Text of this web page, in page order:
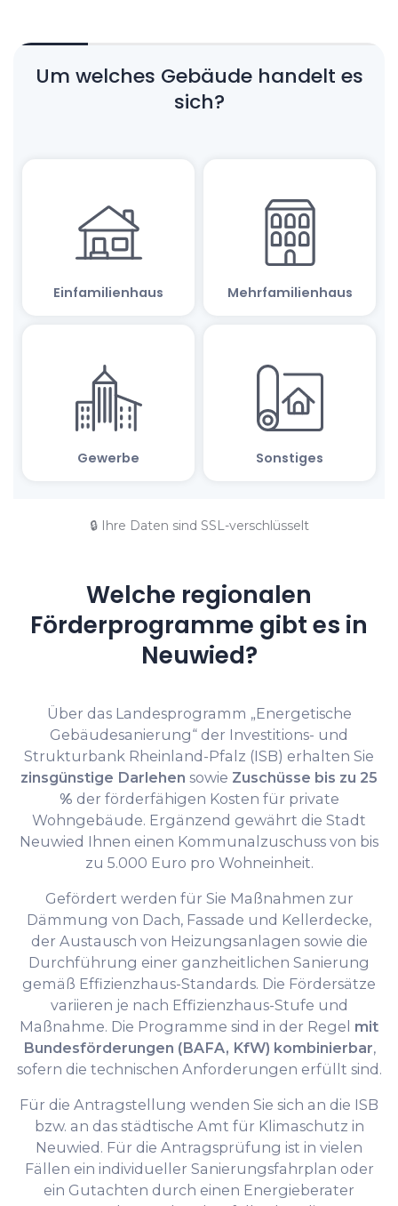
🔒 Ihre Daten sind SSL-verschlüsselt
Welche regionalen
Förderprogramme gibt es in
Neuwied?
Über das Landesprogramm „Energetische
Gebäudesanierung“ der Investitions- und
Strukturbank Rheinland-Pfalz (ISB) erhalten Sie
zinsgünstige Darlehen sowie Zuschüsse bis zu 25
% der förderfähigen Kosten für private
Wohngebäude. Ergänzend gewährt die Stadt
Neuwied Ihnen einen Kommunalzuschuss von bis
zu 5.000 Euro pro Wohneinheit.
Gefördert werden für Sie Maßnahmen zur
Dämmung von Dach, Fassade und Kellerdecke,
der Austausch von Heizungsanlagen sowie die
Durchführung einer ganzheitlichen Sanierung
gemäß Effizienzhaus-Standards. Die Fördersätze
variieren je nach Effizienzhaus-Stufe und
Maßnahme. Die Programme sind in der Regel mit
Bundesförderungen (BAFA, KfW) kombinierbar,
sofern die technischen Anforderungen erfüllt sind.
Für die Antragstellung wenden Sie sich an die ISB
bzw. an das städtische Amt für Klimaschutz in
Neuwied. Für die Antragsprüfung ist in vielen
Fällen ein individueller Sanierungsfahrplan oder
ein Gutachten durch einen Energieberater